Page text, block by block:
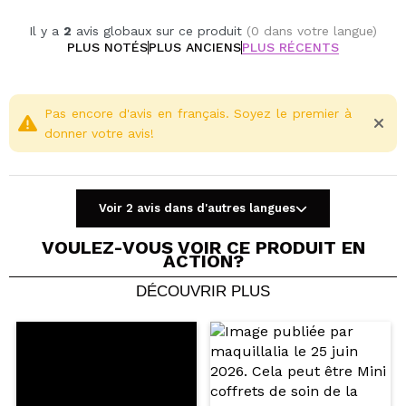
Il y a 2 avis globaux sur ce produit (0 dans votre langue)
PLUS NOTÉSPLUS ANCIENSPLUS RÉCENTS
Partager une vidéo ou une photo
Votre vidéo pourrait être la première. Imaginez...
Recommandez-vous cet achat? Oui Non
Pas encore d'avis en français. Soyez le premier à
donner votre avis!
Voir 2 avis dans d'autres langues
VOULEZ-VOUS VOIR CE PRODUIT EN
ACTION?
DÉCOUVRIR PLUS